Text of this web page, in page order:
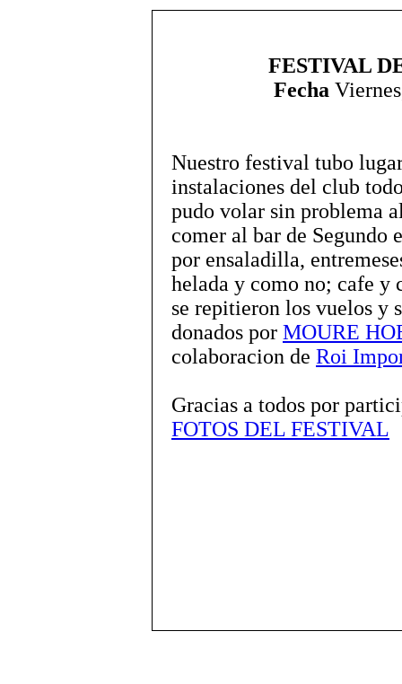
FESTIVAL
Fecha
Nuestro festival tubo
instalaciones del club
pudo volar sin problema
comer al bar de Segundo
por ensaladilla,
helada y como no; cafe y
se repitieron los vuelos y
donados por MOURE
colaboracion de Roi
Gracias a todos por
FOTOS DEL FESTIVAL